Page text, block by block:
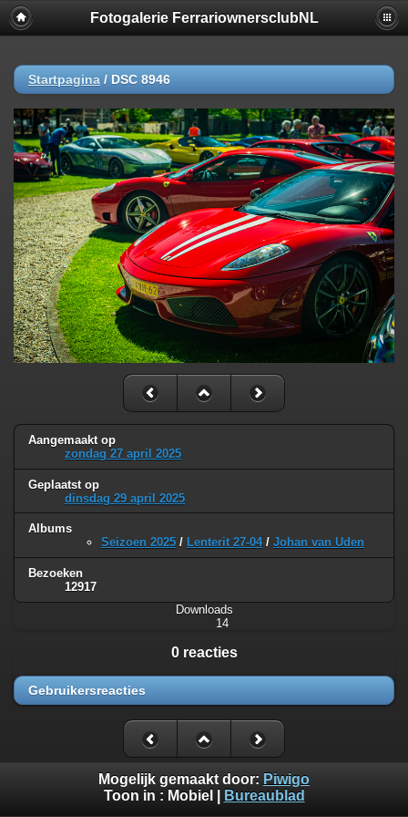
Fotogalerie FerrariownersclubNL
Startpagina / DSC 8946
Aangemaakt op
zondag 27 april 2025
Geplaatst op
dinsdag 29 april 2025
Albums
Seizoen 2025 / Lenterit 27-04/ Johan van Uden
Bezoeken
12917
Downloads
14
0 reacties
Gebruikersreacties
Mogelijk gemaakt door: Piwigo
Toon in : Mobiel Bureaublad